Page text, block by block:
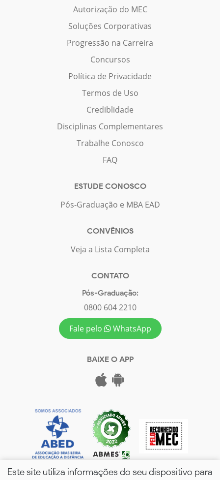
Autorização do MEC
Soluções Corporativas
Progressão na Carreira
Concursos
Política de Privacidade
Termos de Uso
Crediblidade
Disciplinas Complementares
Trabalhe Conosco
FAQ
ESTUDE CONOSCO
Pós-Graduação e MBA EAD
CONVÊNIOS
Veja a Lista Completa
CONTATO
Pós-Graduação:
0800 604 2210
Fale pelo
WhatsApp
BAIXE O APP
Este site utiliza informações do seu dispositivo para